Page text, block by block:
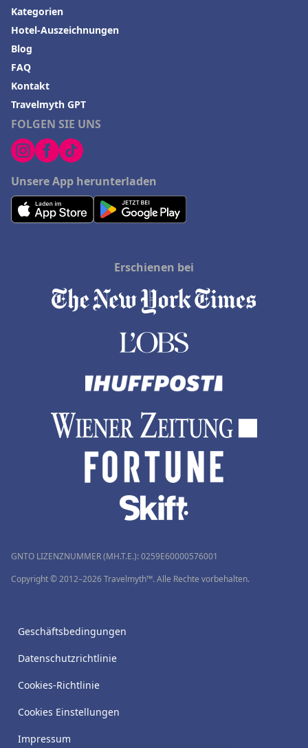
FOLGEN SIE UNS
Unsere App herunterladen
Kategorien
Hotel-Auszeichnungen
Blog
FAQ
Kontakt
Travelmyth GPT
Erschienen bei
GNTO LIZENZNUMMER (MH.T.E.): 0259Ε60000576001
Copyright © 2012–2026 Travelmyth™. Alle Rechte vorbehalten.
Geschäftsbedingungen
Datenschutzrichtlinie
Cookies-Richtlinie
Cookies Einstellungen
Impressum